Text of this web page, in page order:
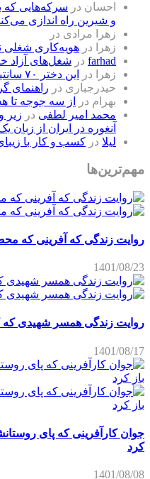
احسان در سرکه‌هایی که
و شیرین راه اندازی
زهرا مرادی در
زهرا
در هویه‌کاری شغلی
farhad در شغل‌های آزاد
زهرا
در
این دختر ۷۰ سانتیمتری، یک کارآفرین نمونه است
حیدرجباری در راهنمای
بهرام در
از سه جوجه تا
محمد امیر لطفی در زیر
آنغوره در ایران از
لیلا در کسب و کار با
مهم‌ترین‌ها
روایت زندگی که آفرینی که
1401/08/23
روایت زندگی همسر شهیدی که
1401/08/17
جوان کارآفرینی که پای
کرد
1401/08/08